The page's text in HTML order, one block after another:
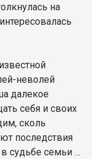
на
неволей
далекое
себя и своих
сколь
последствия
судьбе семьи …